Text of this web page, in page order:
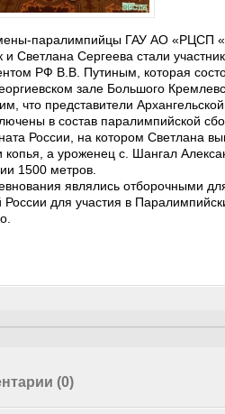
паралимпийцы ГАУ АО «РЦСП
и Светлана Сергеева стали
РФ В.В. Путиным, которая
зале Большого
что представители
в состав паралимпийской
России, на котором Светлана
копья, а уроженец с. Шангал
1500 метров.
являлись отборочными
России для участия в
(0)